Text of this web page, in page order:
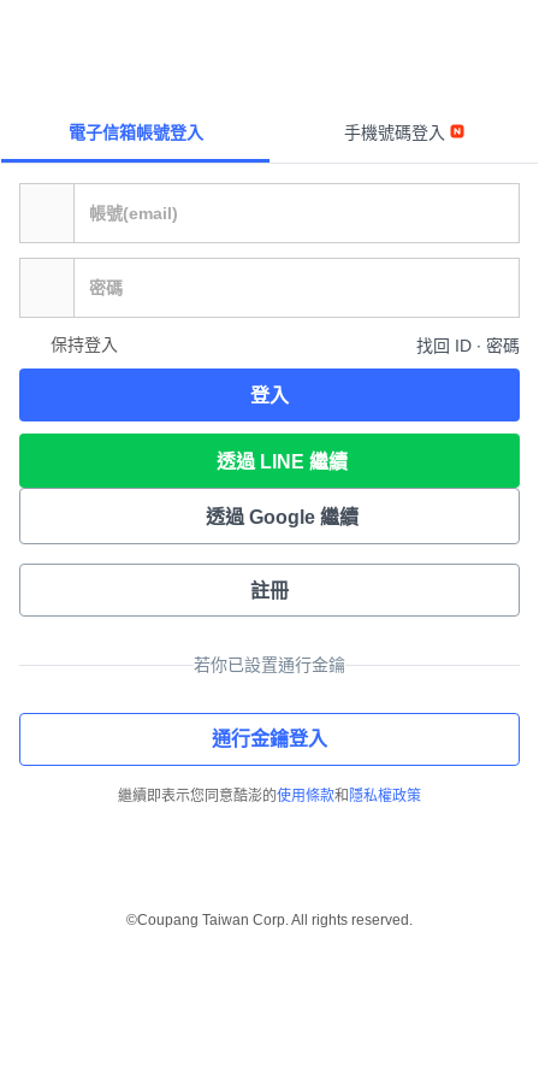
電子信箱帳號登入 手機號碼登入
保持登入 找回 ID ∙ 密碼
登入
透過 LINE 繼續
透過 Google 繼續
註冊
若你已設置通行金鑰
通行金鑰登入
繼續即表示您同意酷澎的使用條款和 隱私權政策
©Coupang Taiwan Corp. All rights reserved.